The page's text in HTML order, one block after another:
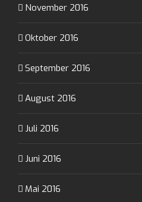
November 2016
Oktober 2016
September 2016
August 2016
Juli 2016
Juni 2016
Mai 2016